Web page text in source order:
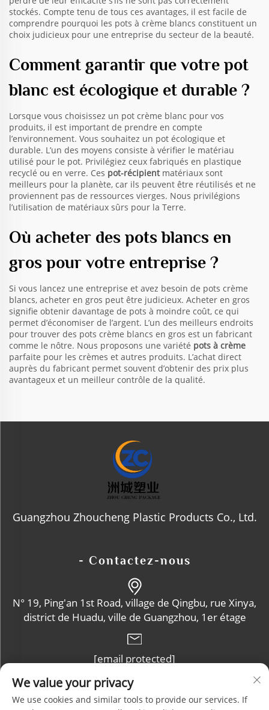
stockés. Compte tenu de tous ces avantages, il est facile de
comprendre pourquoi les pots à crème blancs constituent un
choix judicieux pour une entreprise du secteur de la beauté.
Comment garantir que votre pot
blanc est écologique et durable ?
Lorsque vous choisissez un pot crème blanc pour vos
produits, il est important de prendre en compte
l’environnement. Vous souhaitez un pot écologique et
durable. L’un des moyens consiste à vérifier le matériau
utilisé pour le pot. Privilégiez ceux fabriqués en plastique
recyclé ou en verre. Ces pot-récipient matériaux sont
meilleurs pour la planète, car ils peuvent être réutilisés et ne
proviennent pas de ressources vierges. Nous privilégions
l’utilisation de matériaux sûrs pour la Terre.
Où acheter des pots blancs en
gros pour votre entreprise ?
Si vous lancez une entreprise et avez besoin de pots crème
blancs, acheter en gros peut être judicieux. Acheter en gros
signifie obtenir davantage de pots à moindre coût, ce qui
permet d’économiser de l’argent. L’un des meilleurs endroits
pour trouver des pots crème blancs en gros est un fabricant
comme le nôtre. Nous proposons une variété pots à crème
parfaite pour les crèmes et autres produits. L’achat direct
auprès du fabricant permet souvent d’obtenir des prix plus
avantageux et un meilleur contrôle de la qualité.
Guangzhou Zhoucheng Plastic Products Co., Ltd.
- Contactez-nous
N° 19, Ping'an 1st Road, village de Qingbu, rue Xinya,
district de Huadu, ville de Guangzhou, 1er étage
[email protected]
+86-13632102114
We value your privacy
We use cookies and similar tools to provide our services. If